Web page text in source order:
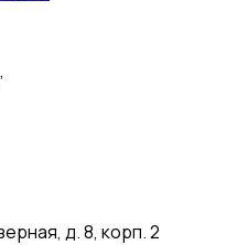
д. 8, корп. 2